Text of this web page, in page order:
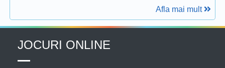
Afla mai mult
JOCURI ONLINE